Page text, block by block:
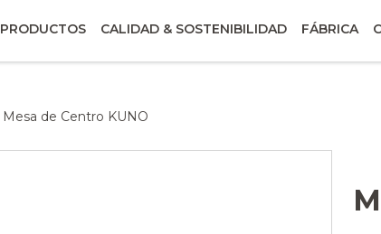
PRODUCTOS CALIDAD & SOSTENIBILIDAD FÁBRICA
Mesa de Centro KUNO